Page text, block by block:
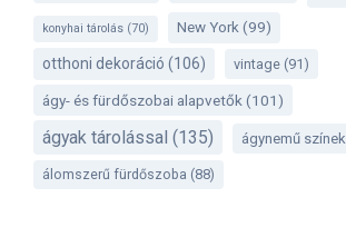
konyhai tárolás (70) New York (99)
otthoni dekoráció (106) vintage (91)
ágy- és fürdőszobai alapvetők (101)
ágyak tárolással (135) ágynemű színek
álomszerű fürdőszoba (88)